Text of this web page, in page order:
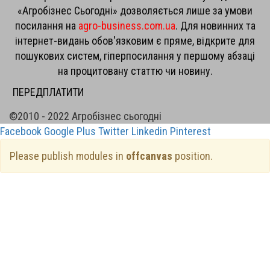
«Агробізнес Сьогодні» дозволяється лише за умови
посилання на agro-business.com.ua. Для новинних та
інтернет-видань обов'язковим є пряме, відкрите для
пошукових систем, гіперпосилання у першому абзаці
на процитовану статтю чи новину.
ПЕРЕДПЛАТИТИ
©2010 - 2022 Агробізнес сьогодні
Facebook Google Plus Twitter Linkedin Pinterest
Please publish modules in offcanvas position.